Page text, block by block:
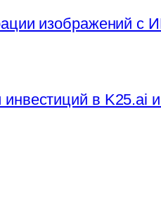
изображений с
в K25.ai